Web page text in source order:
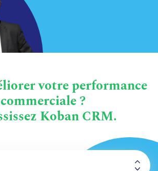
votre performance
commerciale ?
Koban CRM.